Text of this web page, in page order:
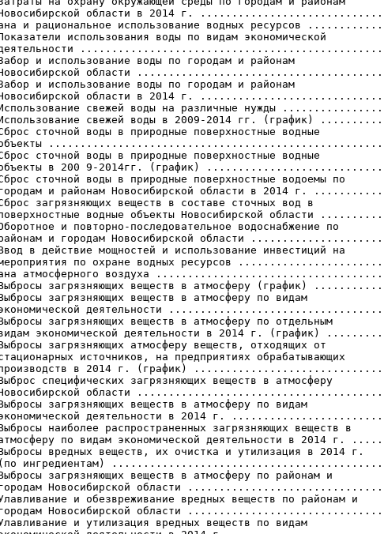
области в 2014 г.
и рациональное использование водных ресурсов
использования воды по видам экономической
и использование воды по городам и районам
области
и использование воды по городам и районам
области в 2014 г.
свежей воды на различные нужды
свежей воды в 2009-2014 гг. (график)
сточной воды в природные поверхностные водные
сточной воды в природные поверхностные водные
в 200 9-2014гг. (график)
сточной воды в природные поверхностные водоемы по
и районам Новосибирской области в 2014 г.
загрязняющих веществ в составе сточных вод в
водные объекты Новосибирской области
и повторно-последовательное водоснабжение по
и городам Новосибирской области
в действие мощностей и использование инвестиций на
по охране водных ресурсов
атмосферного воздуха ....................................
загрязняющих веществ в атмосферу (график)
загрязняющих веществ в атмосферу по видам
деятельности
загрязняющих веществ в атмосферу по отдельным
экономической деятельности в 2014 г. (график)
загрязняющих атмосферу веществ, отходящих от
источников, на предприятиях обрабатывающих
в 2014 г. (график)
специфических загрязняющих веществ в атмосферу
области
загрязняющих веществ в атмосферу по видам
деятельности в 2014 г.
наиболее распространенных загрязняющих веществ в
по видам экономической деятельности в 2014 г.
вредных веществ, их очистка и утилизация в 2014 г.
ингредиентам)
загрязняющих веществ в атмосферу по районам и
Новосибирской области
и обезвреживание вредных веществ по районам и
Новосибирской области
и утилизация вредных веществ по видам